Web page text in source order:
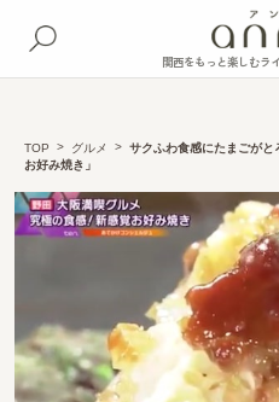
関西をもっと楽しむラ
TOP グルメ
サクふわ食感にたまごが
お好み焼き」